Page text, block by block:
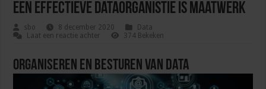
Een effectieve dataorganistie is maatwerk
sbo 8 december 2020
Data
Laat een reactie achter
374 Bekeken
Organiseren en besturen van data